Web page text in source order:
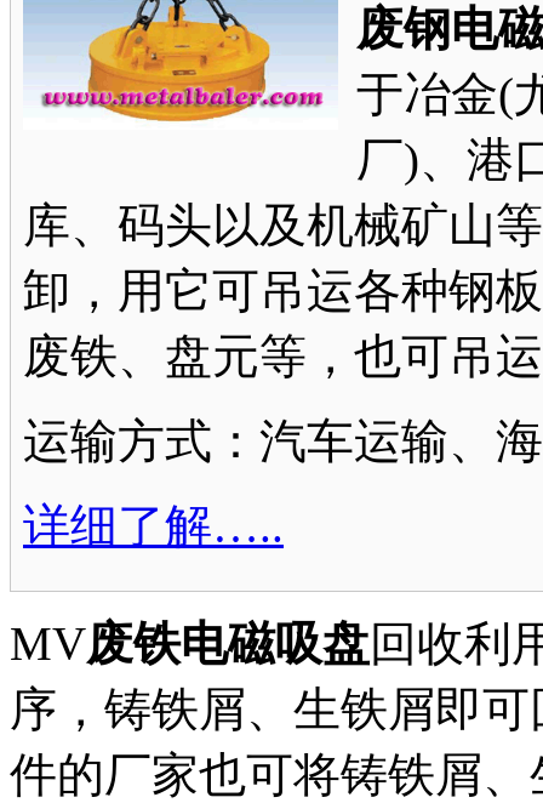
废钢电
于冶金(
厂)、港
库、码头以及机械矿山
卸，用它可吊运各种钢
废铁、盘元等，也可吊
运输方式：汽车运输、
详细了解…..
MV废铁电磁吸盘回收利
序，铸铁屑、生铁屑即
件的厂家也可将铸铁屑